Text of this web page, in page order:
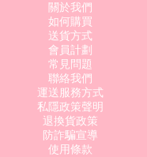
關於我們
如何購買
送貨方式
會員計劃
常見問題
聯絡我們
運送服務方式
私隱政策聲明
退換貨政策
防詐騙宣導
使用條款